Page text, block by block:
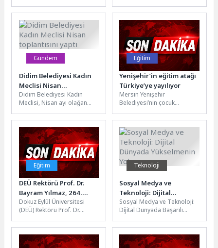
Orman Bakanlığı Orman
Genel Müdürlüğü...
Bayramı dolayısıyla Ayvalık...
Gündem
Didim Belediyesi Kadın
Meclisi Nisan
toplantısını yaptı
Didim Belediyesi Kadın
Meclisi, Nisan ayı olağan
gerçekleştirdi. Didim Kadın
ve Aile...
Eğitim
Yenişehir’in eğitim atağı
Türkiye’ye yayılıyor
Mersin Yenişehir
Belediyesi’nin çocuk
Beceri Temelli Eğitim Modeli
(BETEM), Artvin Hopa’ya
taşınıyor....
Eğitim
DEÜ Rektörü Prof. Dr.
Bayram Yılmaz, 264.
Üniversitelerarası Kurul
Toplantısı’na Katıldı
Dokuz Eylül Üniversitesi
(DEÜ) Rektörü Prof. Dr.
Yükseköğretim Kurulu (YÖK)
Başkanlığında
gerçekleştirilen 264....
Teknoloji
Sosyal Medya ve
Teknoloji: Dijital
Dünyada Yükselmenin
Yolu
Sosyal Medya ve Teknoloji:
Dijital Dünyada Başarılı
medya ve teknoloji,
günümüzün dijital...